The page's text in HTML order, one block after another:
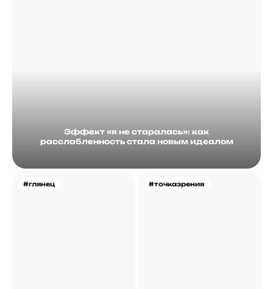
Эффект «я не старалась»: как
расслабленность стала новым идеалом
#глянец #точказрения